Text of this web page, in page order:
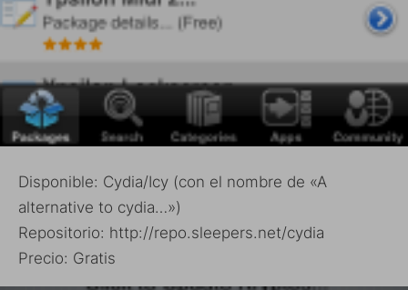
Disponible: Cydia/Icy (con el nombre de «A
alternative to cydia…»)
Repositorio: http://repo.sleepers.net/cydia
Precio: Gratis